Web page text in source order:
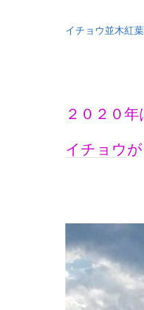
イチョウ並木紅
２０２０年
イチョウ